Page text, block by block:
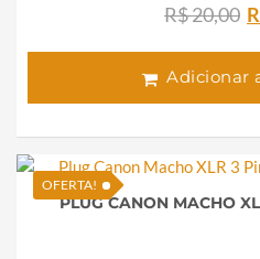
R$20,00 O
Adicionar
OFERTA!
PLUG CANON MACHO